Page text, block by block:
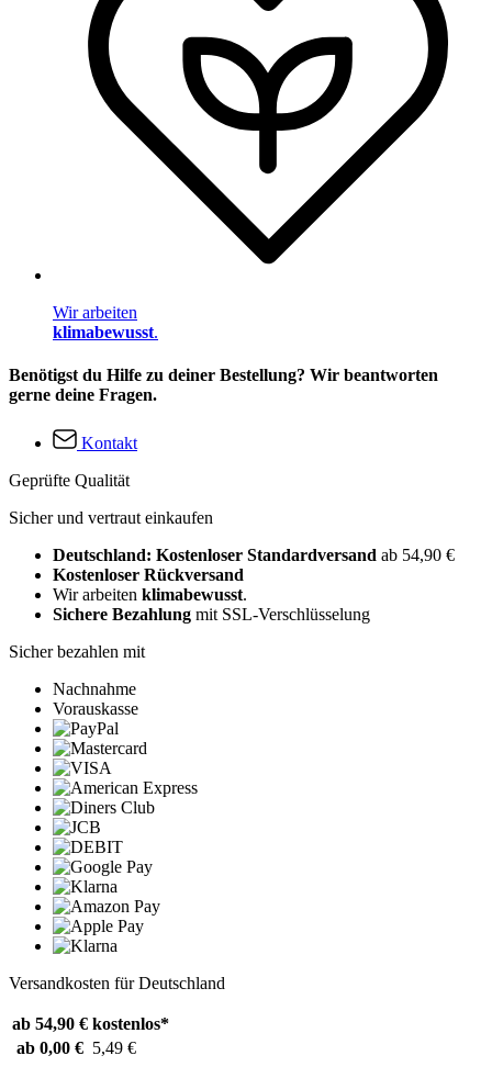
Wir arbeiten
klimabewusst.
Benötigst du Hilfe zu deiner Bestellung? Wir beantworten
gerne deine Fragen.
Kontakt
Geprüfte Qualität
Sicher und vertraut einkaufen
Deutschland: Kostenloser Standardversand ab 54,90 €
Kostenloser Rückversand
Wir arbeiten klimabewusst.
Sichere Bezahlung mit SSL-Verschlüsselung
Sicher bezahlen mit
Nachnahme
Vorauskasse
Versandkosten für Deutschland
ab 54,90 € kostenlos*
ab 0,00 € 5,49 €